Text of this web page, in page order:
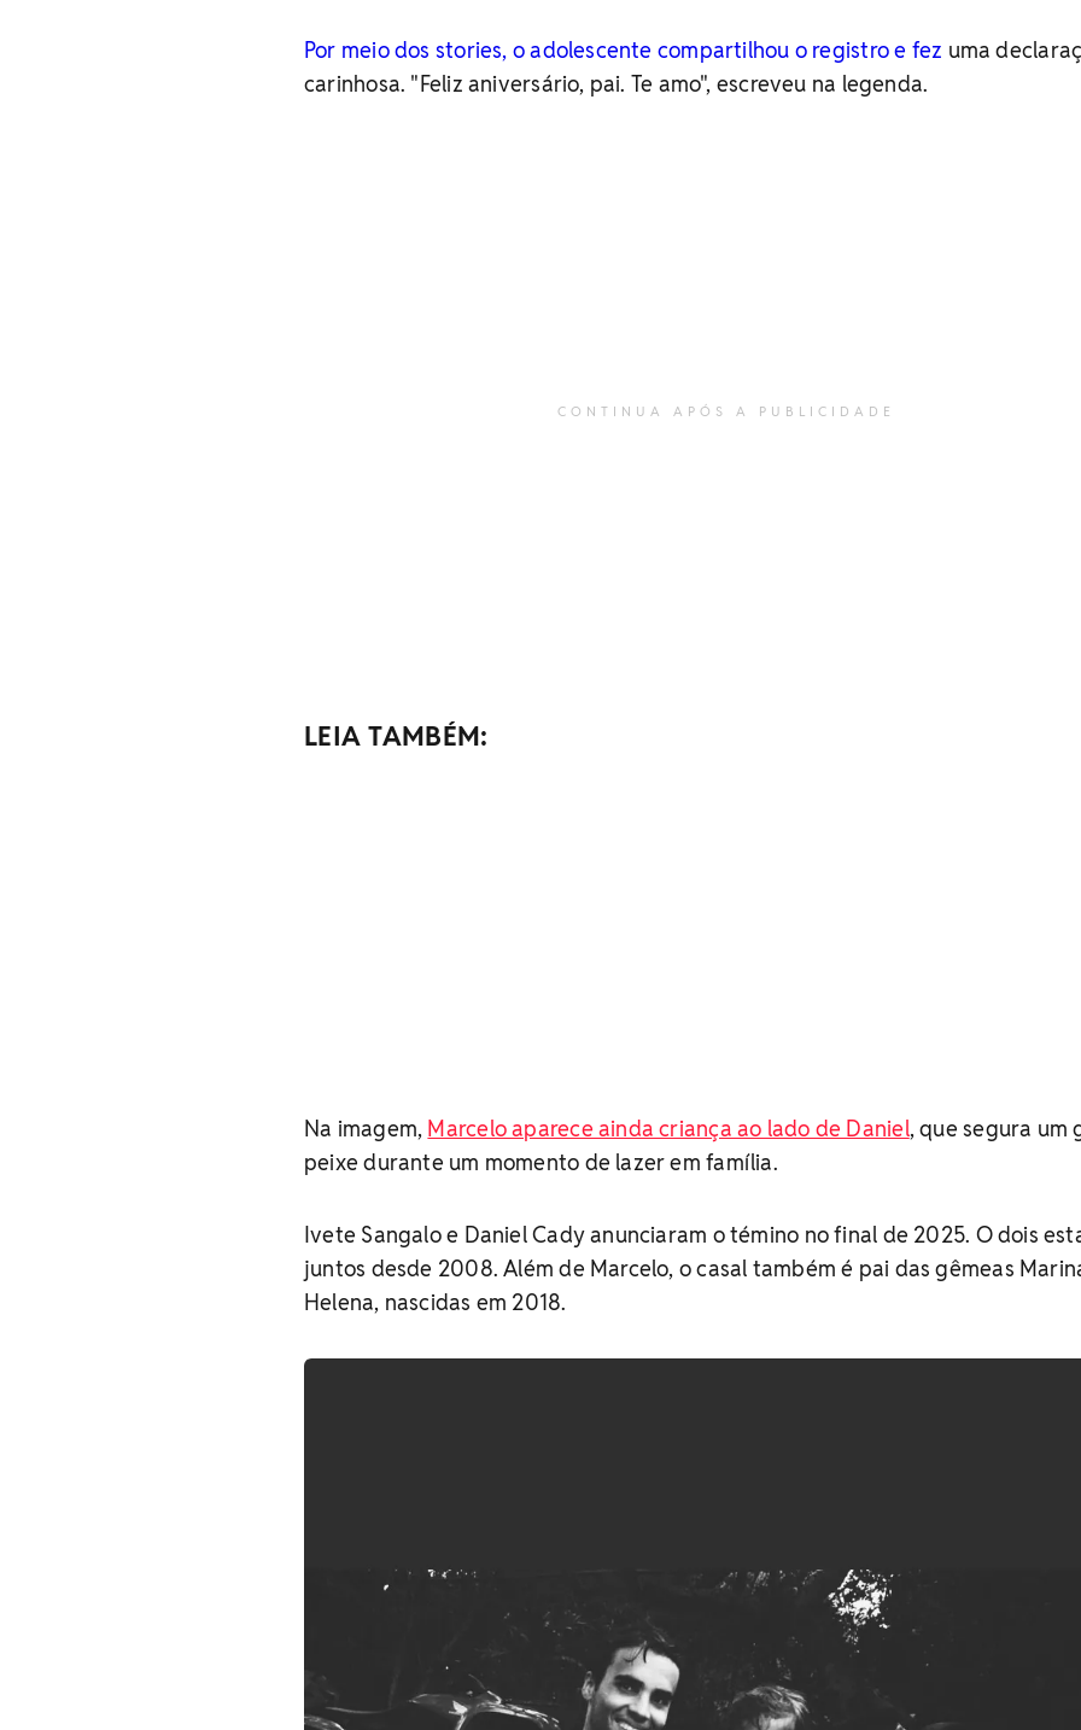
Por meio dos stories, o adolescente compartilhou o registro e fez uma
carinhosa. "Feliz aniversário, pai. Te amo", escreveu na legenda.
CONTINUA APÓS A PUBLICIDADE
LEIA TAMBÉM:
Na imagem, Marcelo aparece ainda criança ao lado de Daniel, que segura um
peixe durante um momento de lazer em família.
Ivete Sangalo e Daniel Cady anunciaram o témino no final de 2025. O dois
juntos desde 2008. Além de Marcelo, o casal também é pai das gêmeas
Helena, nascidas em 2018.